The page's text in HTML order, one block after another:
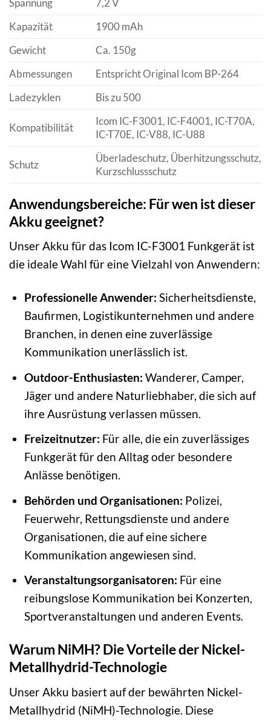
Kapazität
1900 mAh
Gewicht
Ca. 150g
Abmessungen
Entspricht Original Icom BP-264
Ladezyklen
Bis zu 500
Kompatibilität
Icom IC-F3001, IC-F4001, IC-T70A,
IC-T70E, IC-V88, IC-U88
Schutz
Überladeschutz, Überhitzungsschutz,
Kurzschlussschutz
Anwendungsbereiche: Für wen ist dieser
Akku geeignet?
Unser Akku für das Icom IC-F3001 Funkgerät ist
die ideale Wahl für eine Vielzahl von Anwendern:
Professionelle Anwender: Sicherheitsdienste,
Baufirmen, Logistikunternehmen und andere
Branchen, in denen eine zuverlässige
Kommunikation unerlässlich ist.
Outdoor-Enthusiasten: Wanderer, Camper,
Jäger und andere Naturliebhaber, die sich auf
ihre Ausrüstung verlassen müssen.
Freizeitnutzer: Für alle, die ein zuverlässiges
Funkgerät für den Alltag oder besondere
Anlässe benötigen.
Behörden und Organisationen: Polizei,
Feuerwehr, Rettungsdienste und andere
Organisationen, die auf eine sichere
Kommunikation angewiesen sind.
Veranstaltungsorganisatoren: Für eine
reibungslose Kommunikation bei Konzerten,
Sportveranstaltungen und anderen Events.
Warum NiMH? Die Vorteile der Nickel-
Metallhydrid-Technologie
Unser Akku basiert auf der bewährten Nickel-
Metallhydrid (NiMH)-Technologie. Diese